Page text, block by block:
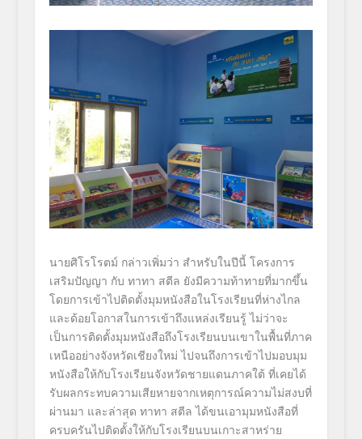
นายศิโรโรตม์ กล่าวเพิ่มว่า สำหรับในปีนี้ โครงการ
เสริมปัญญา กับ ทาทา สตีล ยังมีความท้าทายที่มากขึ้น
โดยการเข้าไปติดตั้งมุมหนังสือในโรงเรียนที่ห่างไกล
และด้อยโอกาสในการเข้าถึงแหล่งเรียนรู้ ไม่ว่าจะ
เป็นการติดตั้งมุมหนังสือถึงโรงเรียนบนเขาในพื้นที่ภาค
เหนืออย่างจังหวัดเชียงใหม่ ไปจนถึงการเข้าไปมอบมุม
หนังสือให้กับโรงเรียนจังหวัดชายแดนภาคใต้ ที่เคยได้
รับผลกระทบความเสียหายจากเหตุการณ์ความไม่สงบที่
ผ่านมา และล่าสุด ทาทา สตีล ได้ขนเอามุมหนังสือที่
ครบครันไปติดตั้งให้กับโรงเรียนบนเกาะสาหร่าย